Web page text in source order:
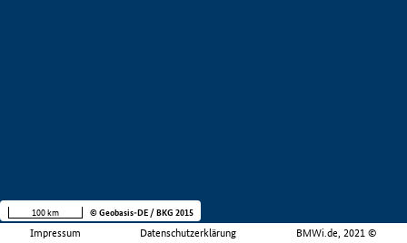
Impressum Datenschutzerklärung BMWi.de, 2021 ©
100 km © Geobasis-DE / BKG 2015